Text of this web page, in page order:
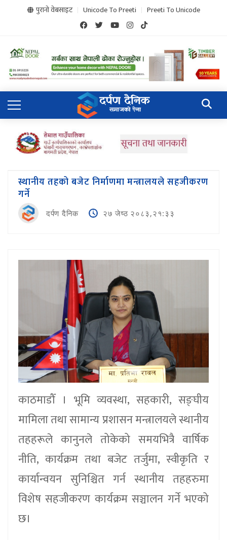
पुरानो वेबसाइट Unicode To Preeti Preeti To Unicode
स्थानीय तहको बजेट निर्माणमा मन्त्रालयले सहजीकरण
गर्ने
दर्पण दैनिक २७ जेष्ठ २०८३,२१:३३
काठमाडौँ । भूमि व्यवस्था, सहकारी, सङ्घीय
मामिला तथा सामान्य प्रशासन मन्त्रालयले स्थानीय
तहहरूले कानुनले तोकेको समयभित्रै वार्षिक
नीति, कार्यक्रम तथा बजेट तर्जुमा, स्वीकृति र
कार्यान्वयन सुनिश्चित गर्न स्थानीय तहहरुमा
विशेष सहजीकरण कार्यक्रम सञ्चालन गर्ने भएको
छ।